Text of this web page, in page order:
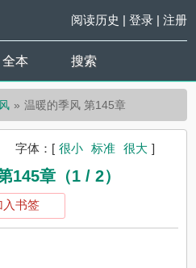
阅读历史 | 登录| 注册
全本 搜索
温暖的季风 第145章
字体： [ 很小 标准 很大 ]
145章（1 / 2）
入书签